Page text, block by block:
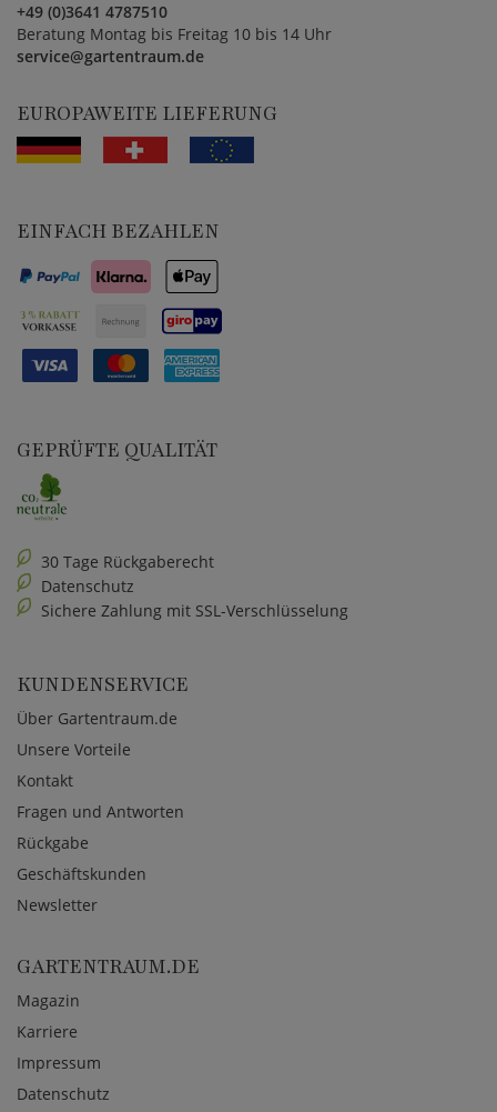
+49 (0)3641 4787510
Beratung Montag bis Freitag 10 bis 14 Uhr
service@gartentraum.de
EUROPAWEITE LIEFERUNG
EINFACH BEZAHLEN
GEPRÜFTE QUALITÄT
30 Tage Rückgaberecht
Datenschutz
Sichere Zahlung mit SSL-Verschlüsselung
KUNDENSERVICE
Über Gartentraum.de
Unsere Vorteile
Kontakt
Fragen und Antworten
Rückgabe
Geschäftskunden
Newsletter
GARTENTRAUM.DE
Magazin
Karriere
Impressum
Datenschutz